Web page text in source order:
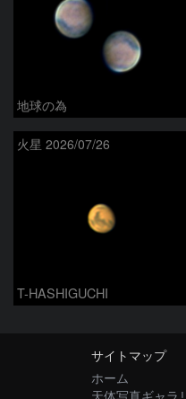
地球の為
火星 2026/07/26
T-HASHIGUCHI
サイトマップ
ホーム
天体写真ギャラ